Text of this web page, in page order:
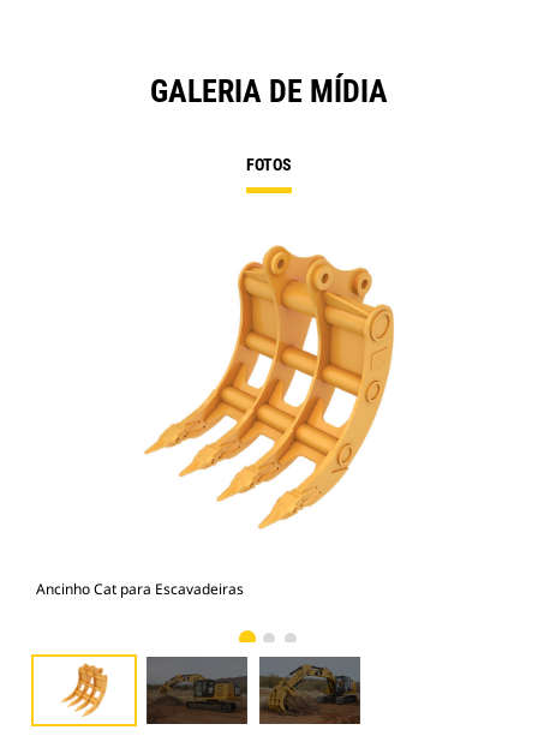
GALERIA DE MÍDIA
FOTOS
Ancinho Cat para Escavadeiras